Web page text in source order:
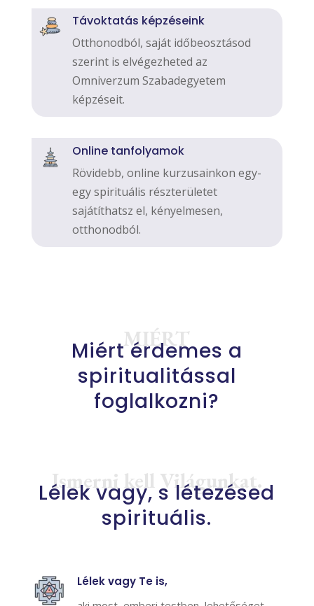
Távoktatás képzéseink
Otthonodból, saját időbeosztásod
szerint is elvégezheted az
Omniverzum Szabadegyetem
képzéseit.
Online tanfolyamok
Rövidebb, online kurzusainkon egy-
egy spirituális részterületet
sajátíthatsz el, kényelmesen,
otthonodból.
MIÉRT
Miért érdemes a
spiritualitással
foglalkozni?
Ismerni kell Világunkat.
Lélek vagy, s létezésed
spirituális.
Lélek vagy Te is,